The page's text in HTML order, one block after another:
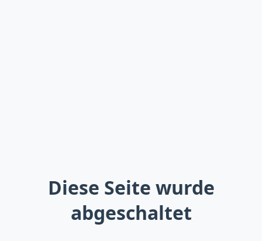
Diese Seite wurde
abgeschaltet